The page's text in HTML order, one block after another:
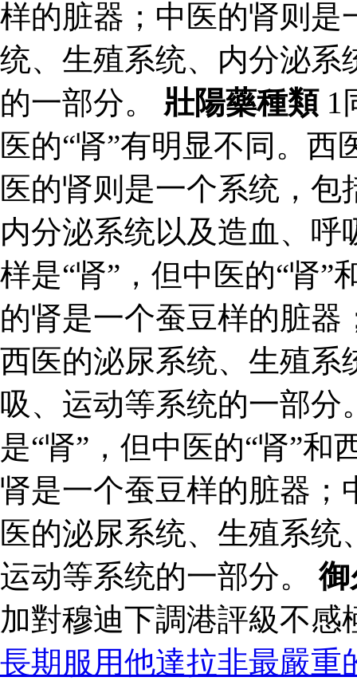
样的脏器；中医的肾则是
统、生殖系统、内分泌系
的一部分。 壯陽藥種類1
医的“肾”有明显不同。
医的肾则是一个系统，
内分泌系统以及造血、呼
样是“肾”，但中医的“肾”
的肾是一个蚕豆样的脏
西医的泌尿系统、生殖系
吸、运动等系统的一部分
是“肾”，但中医的“肾”和
肾是一个蚕豆样的脏器；
医的泌尿系统、生殖系
运动等系统的一部分。御
加對穆迪下調港評級不
長期服用他達拉非最嚴重